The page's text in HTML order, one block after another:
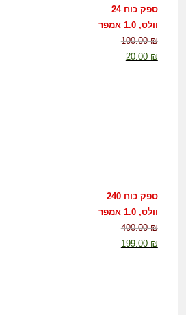
ספק כוח 24
וולט, 1.0 אמפר
100.00₪
20.00 ₪
ספק כוח 240
וולט, 1.0 אמפר
400.00₪
199.00 ₪